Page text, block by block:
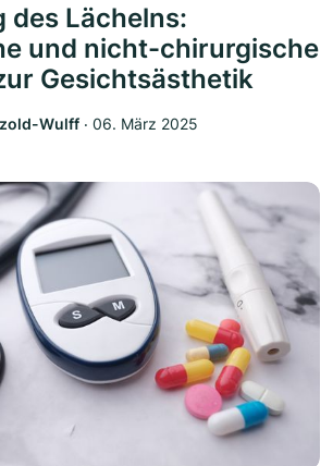
des Lächelns:
und nicht-chirurgische
Gesichtsästhetik
Wulff ‧ 06. März 2025